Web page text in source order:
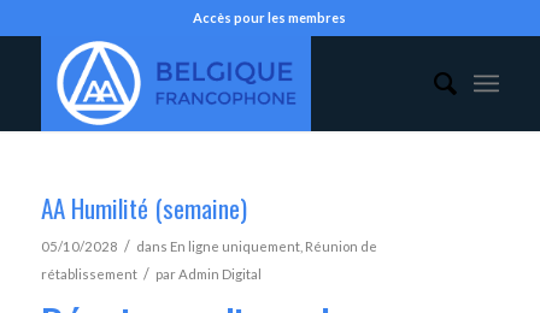
Accès pour les membres
AA Humilité (semaine)
05/10/2028 / dans En ligne uniquement, Réunion de
rétablissement / parAdmin Digital